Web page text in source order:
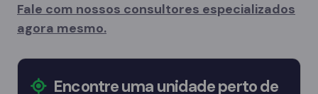
Fale com nossos consultores especializados
agora mesmo.
Encontre uma unidade perto de